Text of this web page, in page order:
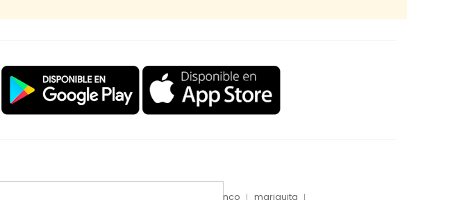
inyecciones tronco mariquita